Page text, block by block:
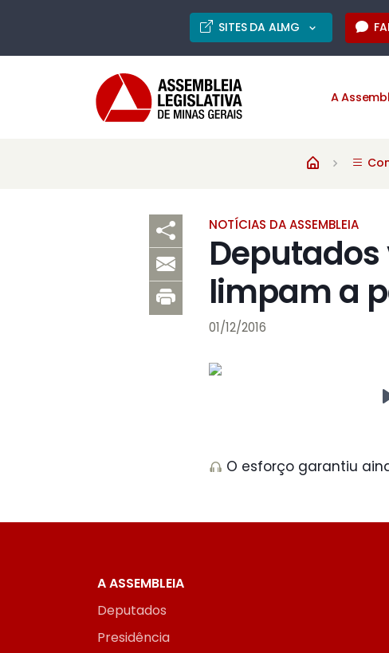
SITES DA ALMG
A
NOTÍCIAS DA ASSEMBLEIA
limpam a
01/12/2016
O esforço garantiu
A ASSEMBLEIA
Deputados
Presidência